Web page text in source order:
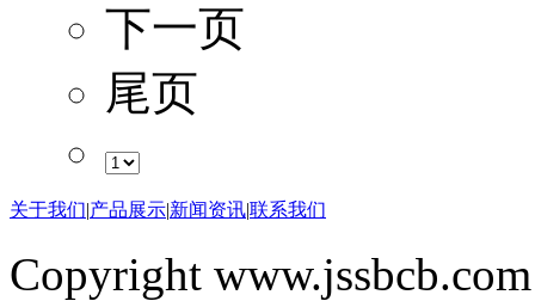
下一页
尾页
关于我们|产品展示|新闻资讯|联系我们
Copyright